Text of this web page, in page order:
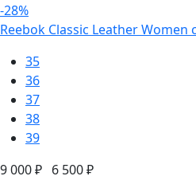
-28%
Reebok Classic Leather Women
35
36
37
38
39
9 000 ₽ 6 500 ₽